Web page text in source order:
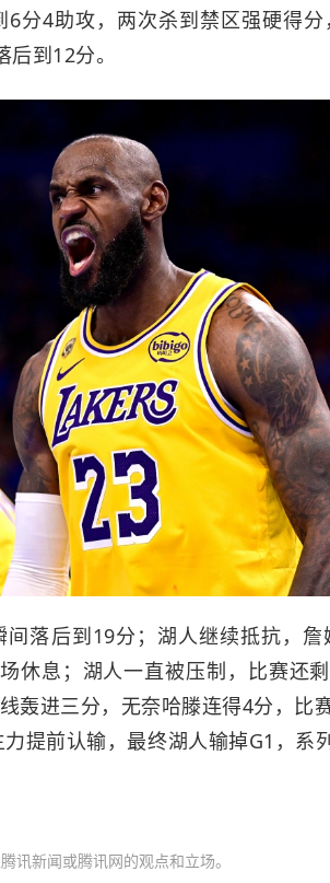
分4助攻，两次杀到禁区强硬得分
到12分。
落后到19分；湖人继续抵抗，詹
休息；湖人一直被压制，比赛还
轰进三分，无奈哈滕连得4分，比
提前认输，最终湖人输掉G1，系
讯新闻或腾讯网的观点和立场。